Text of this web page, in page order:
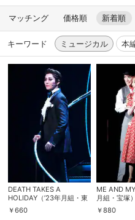
マッチング 価格順 新着順
キーワード ミュージカル 本
DEATH TAKES A
HOLIDAY（’23年月組・東
急シアターオーブ）
￥660
ME AND
月組・宝塚）
￥880